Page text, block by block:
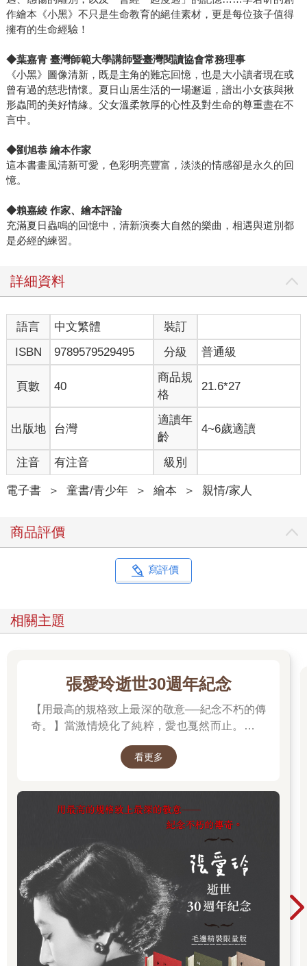
作繪本《小黑》不只是生命教育的絕佳素材，更是每位孩子值得
擁有的生命經驗！
◆葉嘉青 臺灣師範大學講師暨臺灣閱讀協會常務理事
《小黑》圖像清新，既是主角的難忘回憶，也是大小讀者現在或
曾有過的慈悲情懷。夏日山居生活的一場邂逅，譜出小女孩與揪
形蟲間的美好情緣。父女溫柔敦厚的心性及對生命的尊重盡在不
言中。
◆劉旭恭 繪本作家
這本書畫風清新可愛，色彩明亮豐富，淡淡的情感卻是永久的回
憶。
◆賴嘉綾 作家、繪本評論
充滿夏日蟲鳴的回憶中，清新演奏大自然的樂曲，相遇與道別都
是必經的練習。
詳細資料
語言 中文繁體
裝訂
ISBN
9789579529495 分級 普通級
頁數 40
商品規
格
21.6*27
出版地 台灣
適讀年
齡
4~6歲適讀
注音 有注音 級別
電子書 ＞ 童書/青少年 ＞ 繪本 ＞ 親情/家人
商品評價
寫評價
相關主題
張愛玲逝世30週年紀念
【用最高的規格致上最深的敬意──紀念不朽的傳
奇。】當激情燒化了純粹，愛也戛然而止。透視
看更多